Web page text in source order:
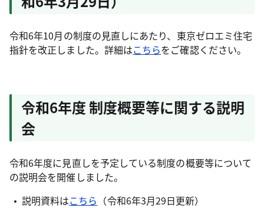
令和6年10月の制度の見直しにあたり、東京ゼロエミ住宅
指針を改正しました。詳細はこちらをご確認ください。
令和6年度 制度概要等に関する説明
会
令和6年度に見直しを予定している制度の概要等について
の説明会を開催しました。
説明資料はこちら （令和6年3月29日更新）